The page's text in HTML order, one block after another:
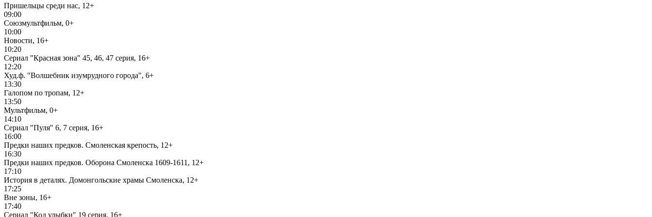
Пришельцы среди нас, 12+
09:00
Союзмультфильм, 0+
10:00
Новости, 16+
10:20
Сериал "Красная зона" 45, 46, 47 серия, 16+
12:20
Худ.ф. "Волшебник изумрудного города", 6+
13:30
Галопом по тропам, 12+
13:50
Мультфильм, 0+
14:10
Сериал "Пуля" 6, 7 серия, 16+
16:00
Предки наших предков. Смоленская крепость, 12+
16:30
Предки наших предков. Оборона Смоленска 1609-1611, 12+
17:10
История в деталях. Домонгольские храмы Смоленска, 12+
17:25
Вне зоны, 16+
17:40
Сериал "Код улыбки" 19 серия, 16+